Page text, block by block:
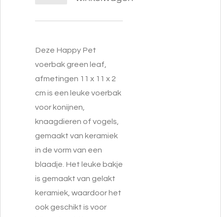
Deze Happy Pet
voerbak green leaf,
afmetingen 11 x 11 x 2
cm is een leuke voerbak
voor konijnen,
knaagdieren of vogels,
gemaakt van keramiek
in de vorm van een
blaadje. Het leuke bakje
is gemaakt van gelakt
keramiek, waardoor het
ook geschikt is voor